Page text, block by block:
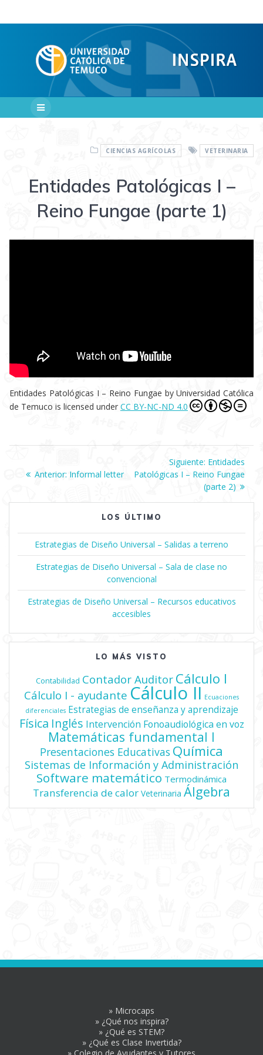
contenido
CIENCIAS AGRÍCOLAS VETERINARIA
Entidades Patológicas I –
Reino Fungae (parte 1)
Entidades Patológicas I – Reino Fungae byUniversidad Católica
de Temuco is licensed under CC BY-NC-ND 4.0
Navegación
Anterior: Entrada
Informal letter
Siguiente: Siguiente
entrada:
Entidades
Patológicas I – Reino Fungae
(parte 2)
LOS ÚLTIMO
Estrategias de Diseño Universal – Salidas a terreno
Estrategias de Diseño Universal – Sala de clase no
convencional
Estrategias de Diseño Universal – Recursos educativos
accesibles
LO MÁS VISTO
Contabilidad Contador Auditor Cálculo I
Cálculo I - ayudante Cálculo II Ecuaciones
diferenciales Estrategias de enseñanza y aprendizaje
Física Inglés Intervención Fonoaudiológica en voz
Matemáticas fundamental I
Presentaciones Educativas Química
Sistemas de Información y Administración
Software matemático Termodinámica
Transferencia de calor Veterinaria Álgebra
» Microcaps
» ¿Qué nos inspira?
» ¿Qué es STEM?
» ¿Qué es Clase Invertida?